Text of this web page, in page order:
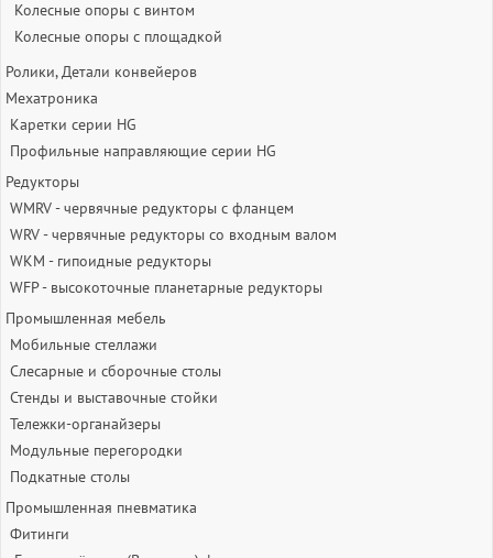
Колесные опоры с винтом
Колесные опоры с площадкой
Ролики, Детали конвейеров
Мехатроника
Каретки серии HG
Профильные направляющие серии HG
Редукторы
WMRV - червячные редукторы с фланцем
WRV - червячные редукторы со входным валом
WKM - гипоидные редукторы
WFP - высокоточные планетарные редукторы
Промышленная мебель
Мобильные стеллажи
Слесарные и сборочные столы
Стенды и выставочные стойки
Тележки-органайзеры
Модульные перегородки
Подкатные столы
Промышленная пневматика
Фитинги